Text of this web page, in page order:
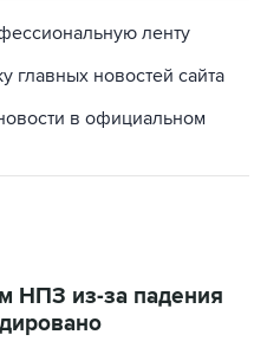
ленту
главных новостей сайта
в официальном
НПЗ из-за падения